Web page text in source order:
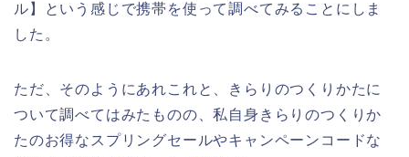
ル】という感じで携帯を使って調べてみることにしま
した。
ただ、そのようにあれこれと、きらりのつくりかたに
ついて調べてはみたものの、私自身きらりのつくりか
たのお得なスプリングセールやキャンペーンコードな